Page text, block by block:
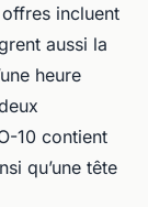
incluent
aussi la
heure
10 contient
qu’une tête